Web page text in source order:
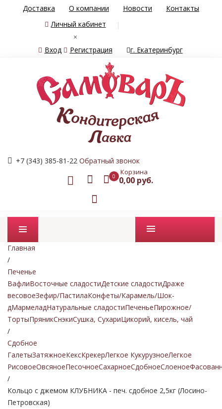
Доставка О компании Новости
Контакты
Личный кабинет
×
Вход
Регистрация г. Екатеринбург
+7 (343) 385-81-22 Обратный звонок
0 Корзина
0,00 руб.
Промо товары
Главная
/
Печенье
ВафлиВосточные сладостиДетские сладостиДраже
весовоеЗефир/ПастилаКонфеты/Карамель/Шок-
дМармеладНатуральные сладостиПеченьеПирожное/
ТортыПряникСнэкиСушка, СухариЦикорий, кисель, чай
/
Сдобное
ГалетыЗатяжноеКексКрекерЛегкое КукурузноеЛегкое
РисовоеОвсяноеПесочноеСахарноеСдобноеСлоеное
/
Кольцо с джемом КЛУБНИКА - печ. сдобное 2,5кг (Лосино-
Петровская)